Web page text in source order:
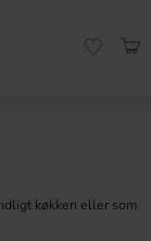
køkken eller som